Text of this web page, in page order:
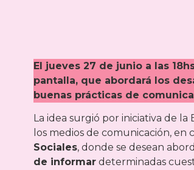
El jueves 27 de junio a las
pantalla, que abordará los
buenas prácticas de
La idea surgió por iniciativa de
los medios de comunicación,
Sociales, donde se desean
de informar determinadas